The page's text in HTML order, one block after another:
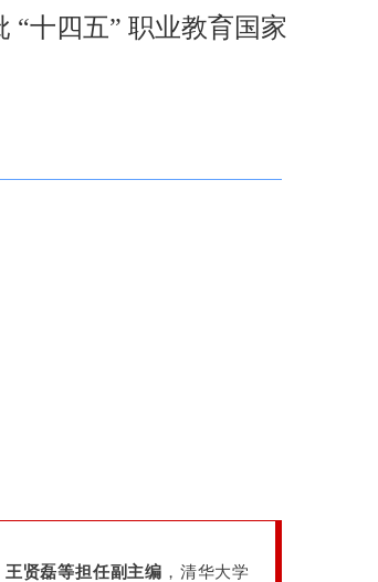
“十四五” 职业教育国家
贤磊等担任副主编 ，清华大学